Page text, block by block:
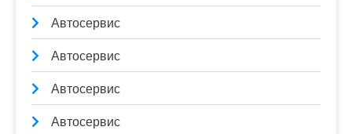
Автосервис
Автосервис
Автосервис
Автосервис